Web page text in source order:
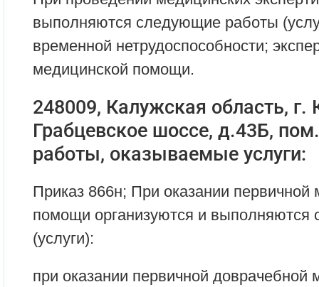
выполняются следующие работы
временной нетрудоспособности;
медицинской помощи.
248009, Калужская область, г.
Грабцевское шоссе, д.43Б,
работы, оказываемые услуги:
Приказ 866н; При оказании первичной
помощи организуются и
(услуги):
при оказании первичной доврачебной